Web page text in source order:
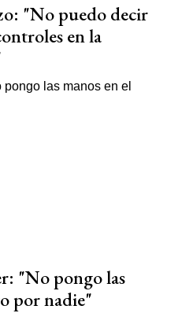
"No puedo decir
en la
"No pongo las
por nadie"